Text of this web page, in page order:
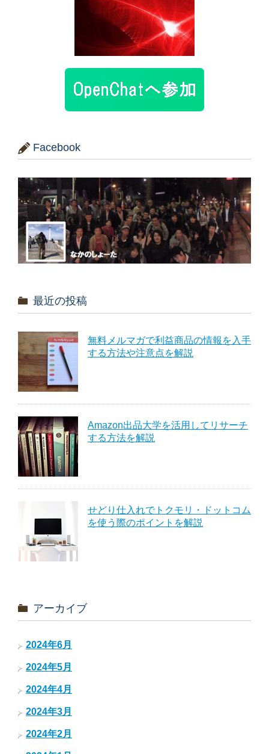
Facebook
最近の投稿
無料メルマガで利益商品の情報を入手
する方法や注意点を解説
Amazon出品大学を活用してリサーチ
する方法を解説
せどり仕入れでトクモリ・ドットコム
を使う際のポイントを解説
アーカイブ
2024年6月
2024年5月
2024年4月
2024年3月
2024年2月